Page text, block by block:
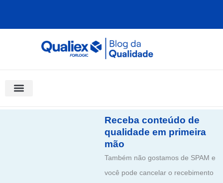
Receba conteúdo de
qualidade em primeira
mão
Também não gostamos de SPAM e
você pode cancelar o recebimento